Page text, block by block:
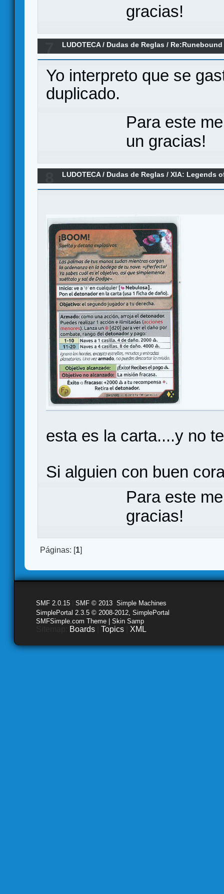
gracias!
LUDOTECA/ Dudas de Reglas /
Yo interpreto que se
duplicado.
Para este
un gracias!
LUDOTECA/ Dudas de Reglas /XIA: Legends
esta es la carta....y no
Si alguien con buen
Para este
gracias!
Páginas: [1]
SMF 2.0.15 SMF © 2013 Simple Machines
SimplePortal 2.3.5 © 2008-2012, SimplePortal
SMFSimple.com Theme | Skin Samp
Boards Topics XML